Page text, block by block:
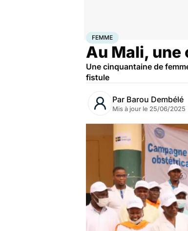
AccueilSanté
FEMME
Au Mali,
Une cinquantaine de
fistule
Par Barou Dembélé
Mis à jour le 25/06/2025